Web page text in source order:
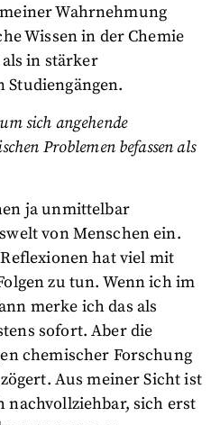
Wahrnehmung
Wissen in der Chemie
in stärker
sich angehende
Problemen befassen als
ja unmittelbar
von Menschen ein.
hat viel mit
zu tun. Wenn ich im
merke ich das als
sofort. Aber die
chemischer Forschung
Aus meiner Sicht ist
nachvollziehbar, sich erst